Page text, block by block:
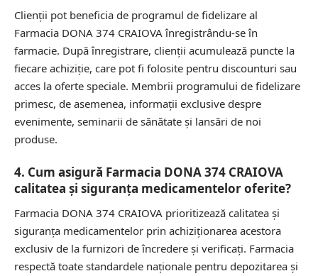
Clienții pot beneficia de programul de fidelizare al
Farmacia DONA 374 CRAIOVA înregistrându-se în
farmacie. După înregistrare, clienții acumulează puncte la
fiecare achiziție, care pot fi folosite pentru discounturi sau
acces la oferte speciale. Membrii programului de fidelizare
primesc, de asemenea, informații exclusive despre
evenimente, seminarii de sănătate și lansări de noi
produse.
4. Cum asigură Farmacia DONA 374 CRAIOVA
calitatea și siguranța medicamentelor oferite?
Farmacia DONA 374 CRAIOVA prioritizează calitatea și
siguranța medicamentelor prin achiziționarea acestora
exclusiv de la furnizori de încredere și verificați. Farmacia
respectă toate standardele naționale pentru depozitarea și